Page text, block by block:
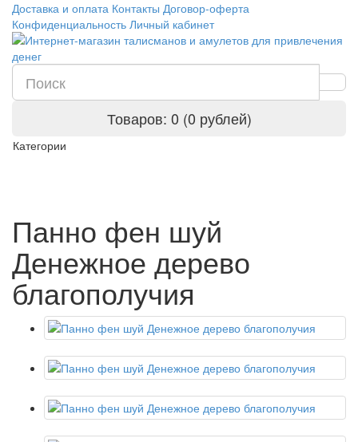
Доставка и оплата Контакты Договор-оферта
Конфиденциальность Личный кабинет
Товаров: 0 (0 рублей)
Категории
Панно фен шуй
Денежное дерево
благополучия